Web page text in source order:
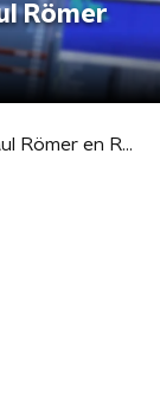
Römer
Het Mediaforum met Paul Römer en Roos Schlikker